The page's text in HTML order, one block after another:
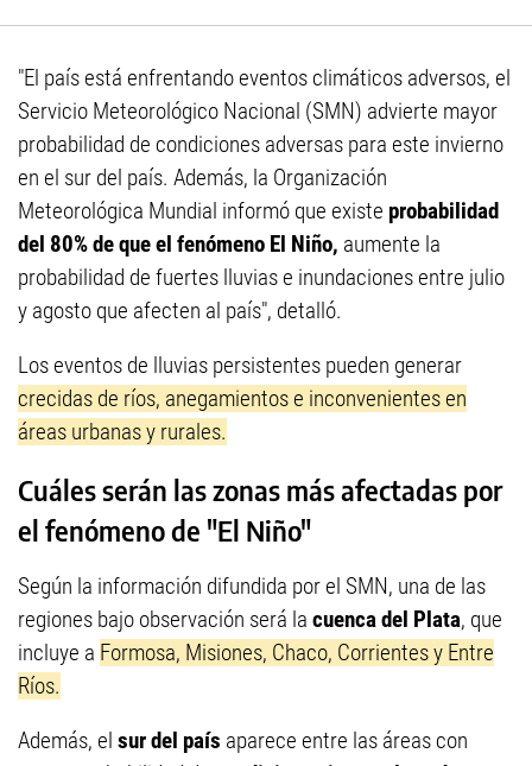
"El país está enfrentando eventos climáticos adversos, el
Servicio Meteorológico Nacional (SMN) advierte mayor
probabilidad de condiciones adversas para este invierno
en el sur del país. Además, la Organización
Meteorológica Mundial informó que existe probabilidad
del 80% de que el fenómeno El Niño, aumente la
probabilidad de fuertes lluvias e inundaciones entre julio
y agosto que afecten al país", detalló.
Los eventos de lluvias persistentes pueden generar
crecidas de ríos, anegamientos e inconvenientes en
áreas urbanas y rurales.
Cuáles serán las zonas más afectadas por
el fenómeno de "El Niño"
Según la información difundida por el SMN, una de las
regiones bajo observación será la cuenca del Plata, que
incluye a Formosa, Misiones, Chaco, Corrientes y Entre
Ríos.
Además, el sur del país aparece entre las áreas con